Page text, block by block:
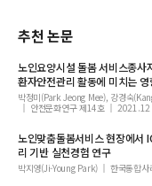
추천 논문
노인요양시설돌봄서비스종사
환자안전관리 활동에 미치는 영
박정미(Park Jeong Mee), 강경숙
안전문화연구 제14호
2021.12
노인맞춤돌봄서비스 현장에서
리기반 실천경험 연구
박지영(Ji-Young Park) 한국통합사